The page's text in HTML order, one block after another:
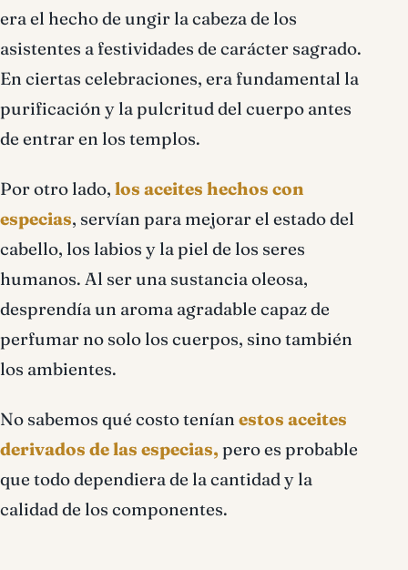
era el hecho de ungir la cabeza de los
asistentes a festividades de carácter sagrado.
En ciertas celebraciones, era fundamental la
purificación y la pulcritud del cuerpo antes
de entrar en los templos.
Por otro lado, los aceites hechos con
especias, servían para mejorar el estado del
cabello, los labios y la piel de los seres
humanos. Al ser una sustancia oleosa,
desprendía un aroma agradable capaz de
perfumar no solo los cuerpos, sino también
los ambientes.
No sabemos qué costo tenían estos aceites
derivados de las especias, pero es probable
que todo dependiera de la cantidad y la
calidad de los componentes.